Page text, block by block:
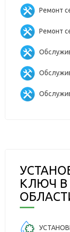
Ремонт
Ремонт
КЛЮЧ В